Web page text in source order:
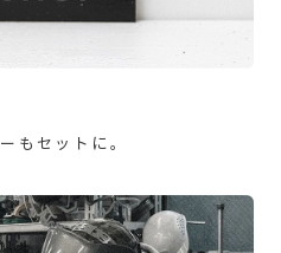
もセットに。